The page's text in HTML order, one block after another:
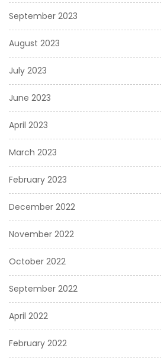
September 2023
August 2023
July 2023
June 2023
April 2023
March 2023
February 2023
December 2022
November 2022
October 2022
September 2022
April 2022
February 2022